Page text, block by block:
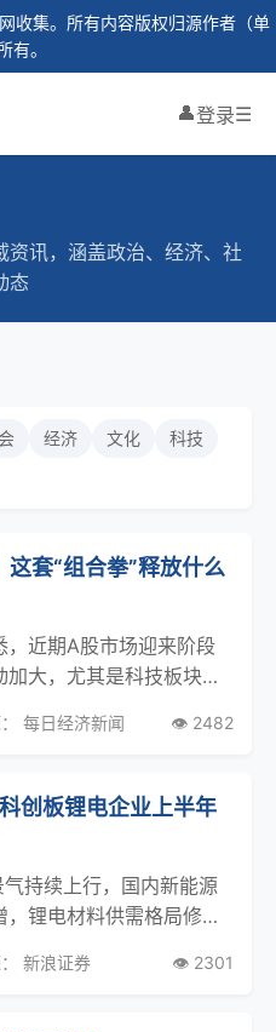
收集。所有内容版权归源作者（单
有。
👤登录☰
讯，涵盖政治、经济、社
态
经济 文化
科技
套“组合拳”释放什么
，近期A股市场迎来阶段
大，尤其是科技板块快
也同步以真金白银表态看
每日经济新闻 👁️ 2482
创板锂电企业上半年
持续上行，国内新能源
，锂电材料供需格局修
我国动力和储能电池累计
新浪证券 👁️ 2301